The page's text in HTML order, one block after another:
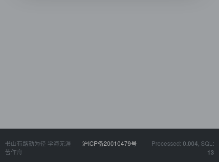
书山有路勤为径 学海无涯
苦作舟
沪ICP备20010479号 Processed: 0.004 , SQL:
13